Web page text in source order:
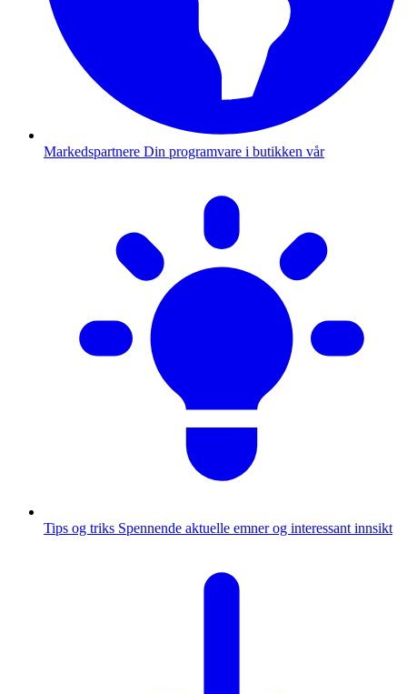
Markedspartnere Din programvare i butikken vår
Tips og triks Spennende aktuelle emner og interessant innsikt